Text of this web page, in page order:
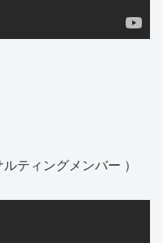
ティングメンバー ）